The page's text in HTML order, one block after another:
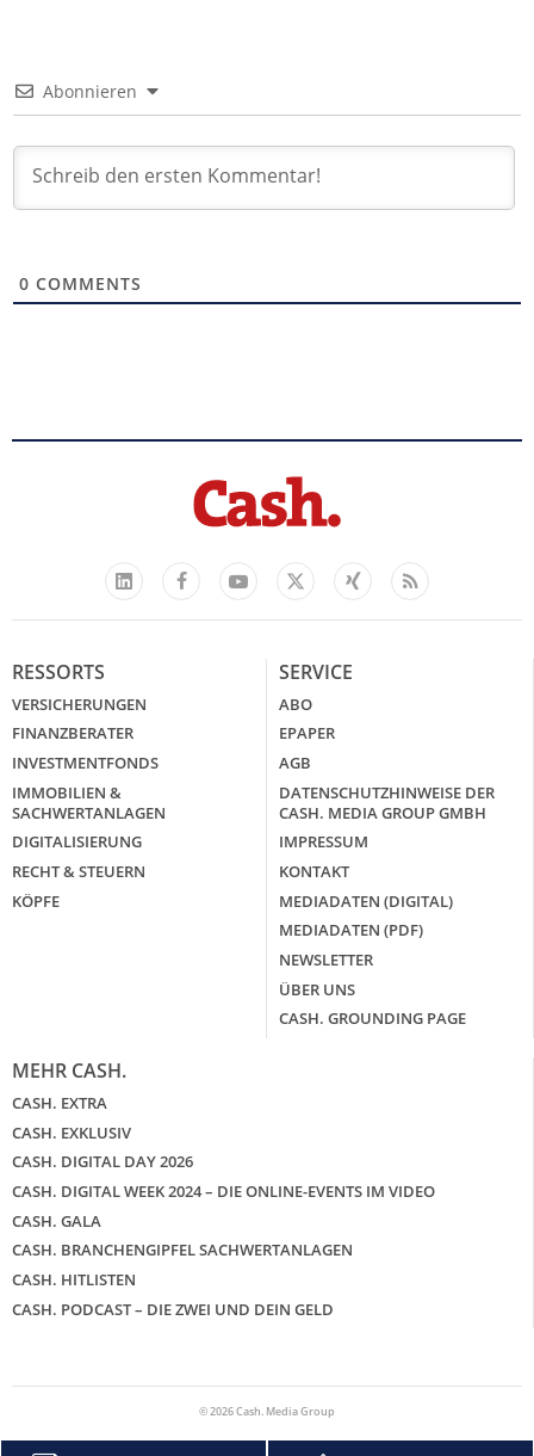
Abonnieren
0 COMMENTS
LinkedIn
FacebookYouTube
X
Xing Feed
RESSORTS
VERSICHERUNGEN
FINANZBERATER
INVESTMENTFONDS
IMMOBILIEN &
SACHWERTANLAGEN
DIGITALISIERUNG
RECHT & STEUERN
KÖPFE
SERVICE
ABO
EPAPER
AGB
DATENSCHUTZHINWEISE DER
CASH. MEDIA GROUP GMBH
IMPRESSUM
KONTAKT
MEDIADATEN (DIGITAL)
MEDIADATEN (PDF)
NEWSLETTER
ÜBER UNS
CASH. GROUNDING PAGE
MEHR CASH.
CASH. EXTRA
CASH. EXKLUSIV
CASH. DIGITAL DAY 2026
CASH. DIGITAL WEEK 2024 – DIE ONLINE-EVENTS IM VIDEO
CASH. GALA
CASH. BRANCHENGIPFEL SACHWERTANLAGEN
CASH. HITLISTEN
CASH. PODCAST – DIE ZWEI UND DEIN GELD
© 2026 Cash. Media Group